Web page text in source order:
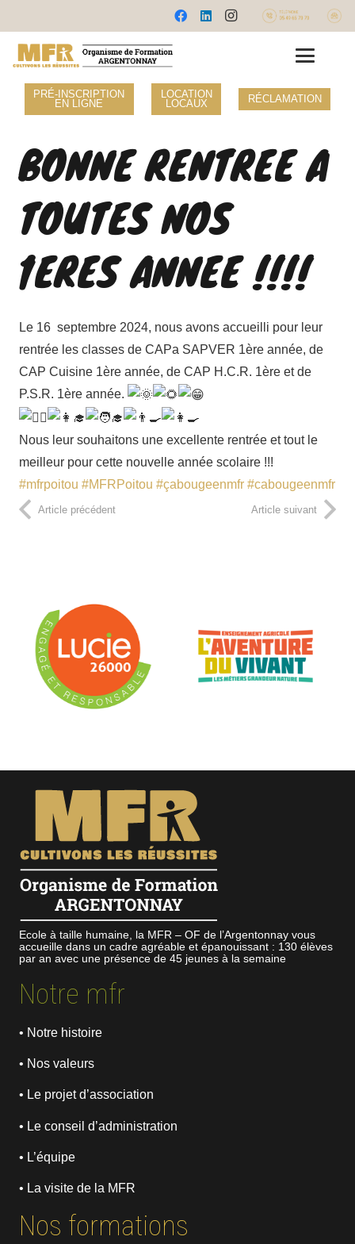
PRÉ-INSCRIPTION
EN LIGNE
LOCATION
LOCAUX
RÉCLAMATION
BONNE RENTREE A
TOUTES NOS
1ERES ANNEE !!!!
Le 16 septembre 2024, nous avons accueilli pour leur
rentrée les classes de CAPa SAPVER 1ère année, de
CAP Cuisine 1ère année, de CAP H.C.R. 1ère et de
P.S.R. 1ère année.
Nous leur souhaitons une excellente rentrée et tout le
meilleur pour cette nouvelle année scolaire !!!
#mfrpoitou #MFRPoitou #çabougeenmfr #cabougeenmfr
Article précédent Article suivant
Ecole à taille humaine, la MFR – OF de l’Argentonnay vous
accueille dans un cadre agréable et épanouissant : 130 élèves
par an avec une présence de 45 jeunes à la semaine
Notre mfr
• Notre histoire
• Nos valeurs
• Le projet d’association
• Le conseil d’administration
• L’équipe
• La visite de la MFR
Nos formations